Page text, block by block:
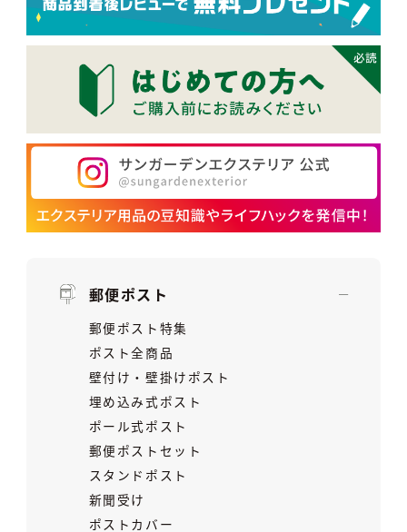
郵便ポスト
郵便ポスト特集
ポスト全商品
壁付け・壁掛けポスト
埋め込み式ポスト
ポール式ポスト
郵便ポストセット
スタンドポスト
新聞受け
ポストカバー